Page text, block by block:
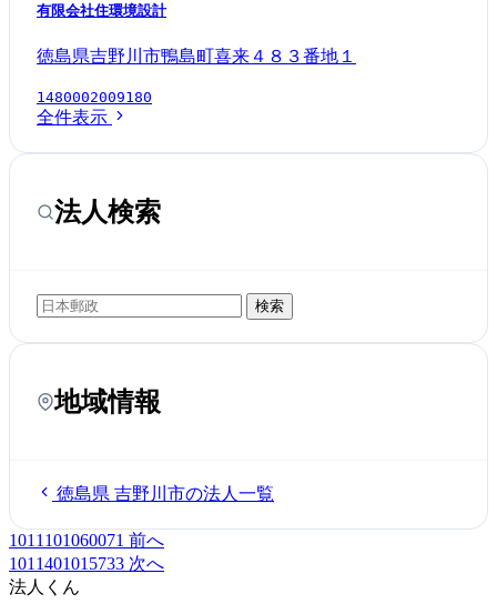
有限会社住環境設計
徳島県吉野川市鴨島町喜来４８３番地１
1480002009180
全件表示
法人検索
検索
地域情報
徳島県 吉野川市の法人一覧
1011101060071 前へ
1011401015733 次へ
法人くん